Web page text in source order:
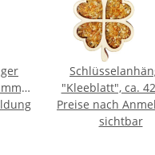
"Kleeblatt", ca.
mm,
Bernstein/
Preise nach
sichtbar